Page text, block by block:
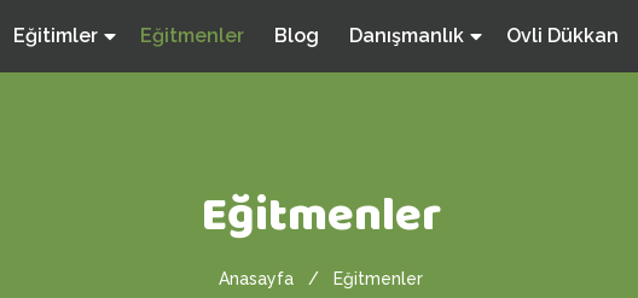
Eğitimler Eğitmenler Blog Danışmanlık Ovli Dükkan
Eğitmenler
Anasayfa Eğitmenler